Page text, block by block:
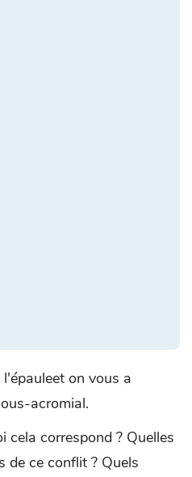
on vous a
acromial.
cela correspond ? Quelles
de ce conflit ? Quels